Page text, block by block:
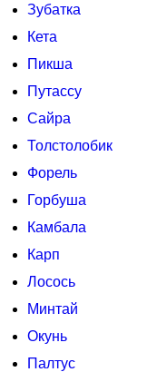
Зубатка
Кета
Пикша
Путассу
Сайра
Толстолобик
Форель
Горбуша
Камбала
Карп
Лосось
Минтай
Окунь
Палтус